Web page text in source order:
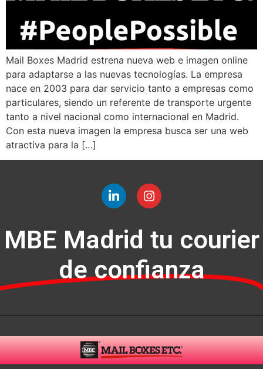
Mail Boxes Madrid estrena nueva web e imagen online
para adaptarse a las nuevas tecnologías. La empresa
nace en 2003 para dar servicio tanto a empresas como
particulares, siendo un referente de transporte urgente
tanto a nivel nacional como internacional en Madrid.
Con esta nueva imagen la empresa busca ser una web
atractiva para la […]
MBE Madrid tu courier
de confianza